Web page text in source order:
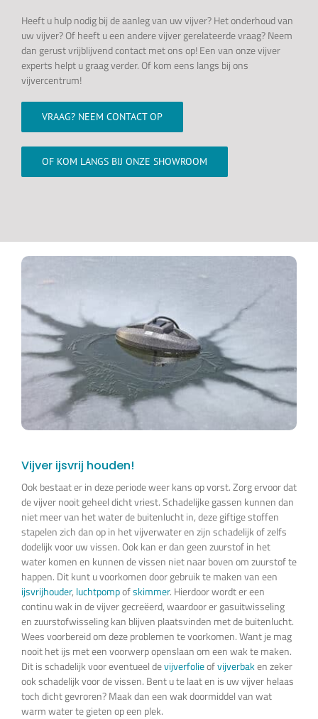
Heeft u hulp nodig bij de aanleg van uw vijver? Het onderhoud van
uw vijver? Of heeft u een andere vijver gerelateerde vraag? Neem
dan gerust vrijblijvend contact met ons op! Een van onze vijver
experts helpt u graag verder. Of kom eens langs bij ons
vijvercentrum!
VRAAG? NEEM CONTACT OP
OF KOM LANGS BIJ ONZE SHOWROOM
Vijver ijsvrij houden!
Ook bestaat er in deze periode weer kans op vorst. Zorg ervoor dat
de vijver nooit geheel dicht vriest. Schadelijke gassen kunnen dan
niet meer van het water de buitenlucht in, deze giftige stoffen
stapelen zich dan op in het vijverwater en zijn schadelijk of zelfs
dodelijk voor uw vissen. Ook kan er dan geen zuurstof in het
water komen en kunnen de vissen niet naar boven om zuurstof te
happen. Dit kunt u voorkomen door gebruik te maken van een
ijsvrijhouder, luchtpompofskimmer. Hierdoor wordt er een
continu wak in de vijver gecreëerd, waardoor er gasuitwisseling
en zuurstofwisseling kan blijven plaatsvinden met de buitenlucht.
Wees voorbereid om deze problemen te voorkomen. Want je mag
nooit het ijs met een voorwerp openslaan om een wak te maken.
Dit is schadelijk voor eventueel devijverfolieofvijverbaken zeker
ook schadelijk voor de vissen. Bent u te laat en is uw vijver helaas
toch dicht gevroren? Maak dan een wak doormiddel van wat
warm water te gieten op een plek.